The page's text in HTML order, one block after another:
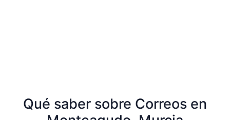
Qué saber sobre Correos en